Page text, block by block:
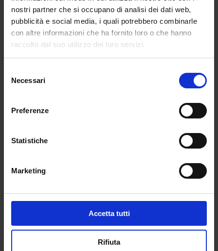
nostri partner che si occupano di analisi dei dati web,
pubblicità e social media, i quali potrebbero combinarle
con altre informazioni che ha fornito loro o che hanno
raccolto dal suo utilizzo dei loro servizi.
delNecessari
Preferenze
Statistiche
Marketing
Accetta tutti
Rifiuta
coinvolgerà un numero molto limitato di
persone”. Natale? “Capisco che le Feste siano
un momento importante, per tutti gli italiani. E
vedo che molti, anche nel governo, si
chiarezza: a Natale – ha evidenziato Speranza -
mancano quaranta giorni, che sul piano
La mia testa non è concentrata su quello che
che accadrà alla fine della prossima settimana.
Su come saranno andati, lunedì prossimo, la
Rt, le altre aree mediche al di fuori del Covid. È
cenone del 24 dicembre, con o senza i nonni o i
chiedo a tutti gli italiani di tenere.